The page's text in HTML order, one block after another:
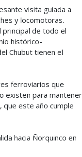
visita guiada a
y locomotoras.
de todo el
histórico-
Chubut tienen el
ferroviarios que
existen para mantener
que este año cumple
hacia Ñorquinco en